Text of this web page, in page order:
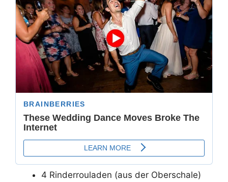
4 Rinderrouladen (aus der Oberschale)